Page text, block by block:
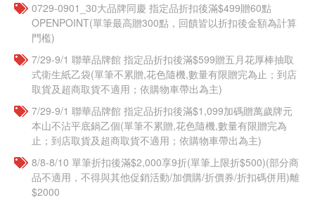
0729-0901_30大品牌同慶 指定品折扣後滿$499贈60點
OPENPOINT(單筆最高贈300點，回饋皆以折扣後金額為計算
門檻)
7/29-9/1 聯華品牌館 指定品折扣後滿$599贈五月花厚棒抽取
式衛生紙乙袋(單筆不累贈,花色隨機,數量有限贈完為止；到店
取貨及超商取貨不適用；依購物車帶出為主)​​
7/29-9/1 聯華品牌館 指定品折扣後滿$1,099加碼贈萬歲牌元
本山不沾平底鍋乙個(單筆不累贈,花色隨機,數量有限贈完為
止；到店取貨及超商取貨不適用；依購物車帶出為主)​​
8/8-8/10 單筆折扣後滿$2,000享9折(單筆上限折$500)(部分商
品不適用，不得與其他促銷活動/加價購/折價券/折扣碼併用)離
$2000